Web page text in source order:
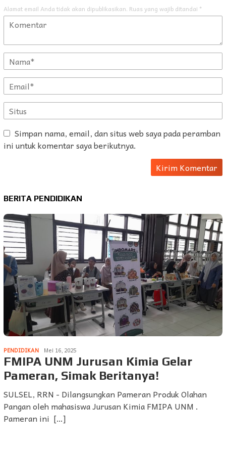
Alamat email Anda tidak akan dipublikasikan. Ruas yang wajib ditandai *
Simpan nama, email, dan situs web saya pada peramban
ini untuk komentar saya berikutnya.
BERITA PENDIDIKAN
PENDIDIKAN Mei 16, 2025
FMIPA UNM Jurusan Kimia Gelar
Pameran, Simak Beritanya!
SULSEL, RRN - Dilangsungkan Pameran Produk Olahan
Pangan oleh mahasiswa Jurusan Kimia FMIPA UNM .
Pameran ini […]